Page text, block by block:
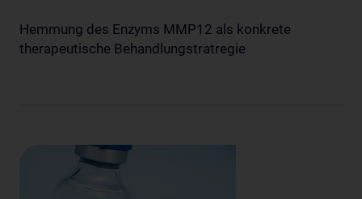
Hemmung des Enzyms MMP12 als konkrete
therapeutische Behandlungstratregie